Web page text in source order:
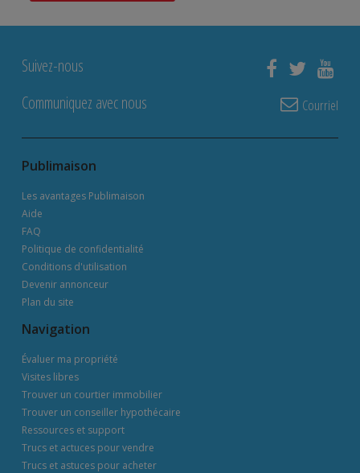
Suivez-nous
Communiquez avec nous
Courriel
Publimaison
Les avantages Publimaison
Aide
FAQ
Politique de confidentialité
Conditions d'utilisation
Devenir annonceur
Plan du site
Navigation
Évaluer ma propriété
Visites libres
Trouver un courtier immobilier
Trouver un conseiller hypothécaire
Ressources et support
Trucs et actuces pour vendre
Trucs et astuces pour acheter